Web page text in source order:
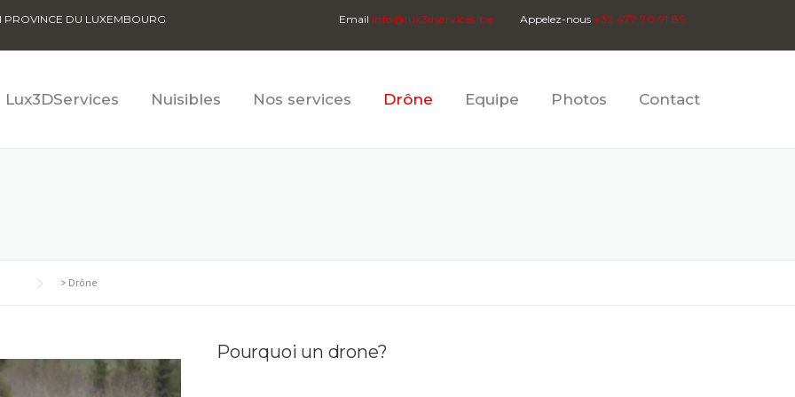
PROVINCE DU LUXEMBOURG Appelez-nous +32 477 70 91 89
Email info@lux3dservices.be
Lux3DServices Nuisibles Nos services Drône Equipe Photos Contact
> Drône
Pourquoi un drone?